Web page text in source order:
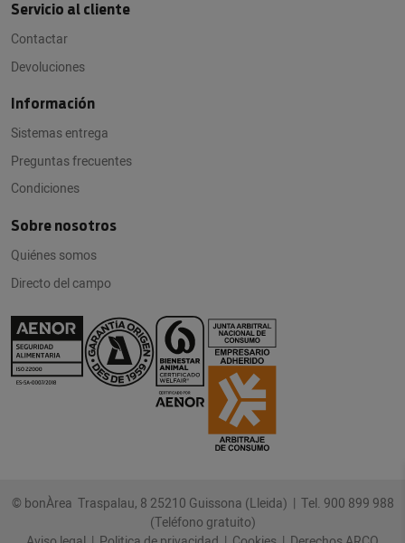
Servicio al cliente
Contactar
Devoluciones
Información
Sistemas entrega
Preguntas frecuentes
Condiciones
Sobre nosotros
Quiénes somos
Directo del campo
© bonÀrea Traspalau, 8 25210 Guissona (Lleida) | Tel. 900 899 988
(Teléfono gratuito)